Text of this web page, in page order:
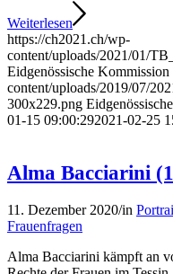
Weiterlesen
https://ch2021.ch/wp-
content/uploads/2021/01/
Eidgenössische
content/uploads/2019/07/
300x229.png
01-15 09:00:292021-02-25
Alma Bacciarini
11. Dezember 2020/in
Frauenfragen
Alma Bacciarini kämpft an